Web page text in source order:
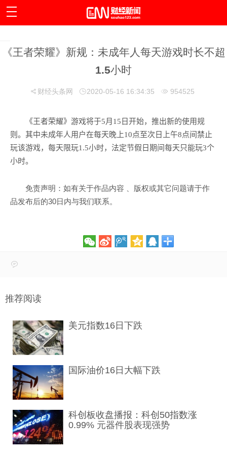
《王者荣耀》新规：未成年人每天游戏时长不超
1.5小时
财经头条网 2020-05-16 16:34:35 954525
《王者荣耀》游戏将于5月15日开始，推出新的使用规
则。其中未成年人用户在每天晚上10点至次日上午8点间禁止
玩该游戏，每天限玩1.5小时，法定节假日期间每天只能玩3个
小时。
免责声明：如有关于作品内容 、版权或其它问题请于作
品发布后的30日内与我们联系。
推荐阅读
美元指数16日下跌
国际油价16日大幅下跌
科创板收盘播报：科创50指数涨
0.99% 元器件股表现强势